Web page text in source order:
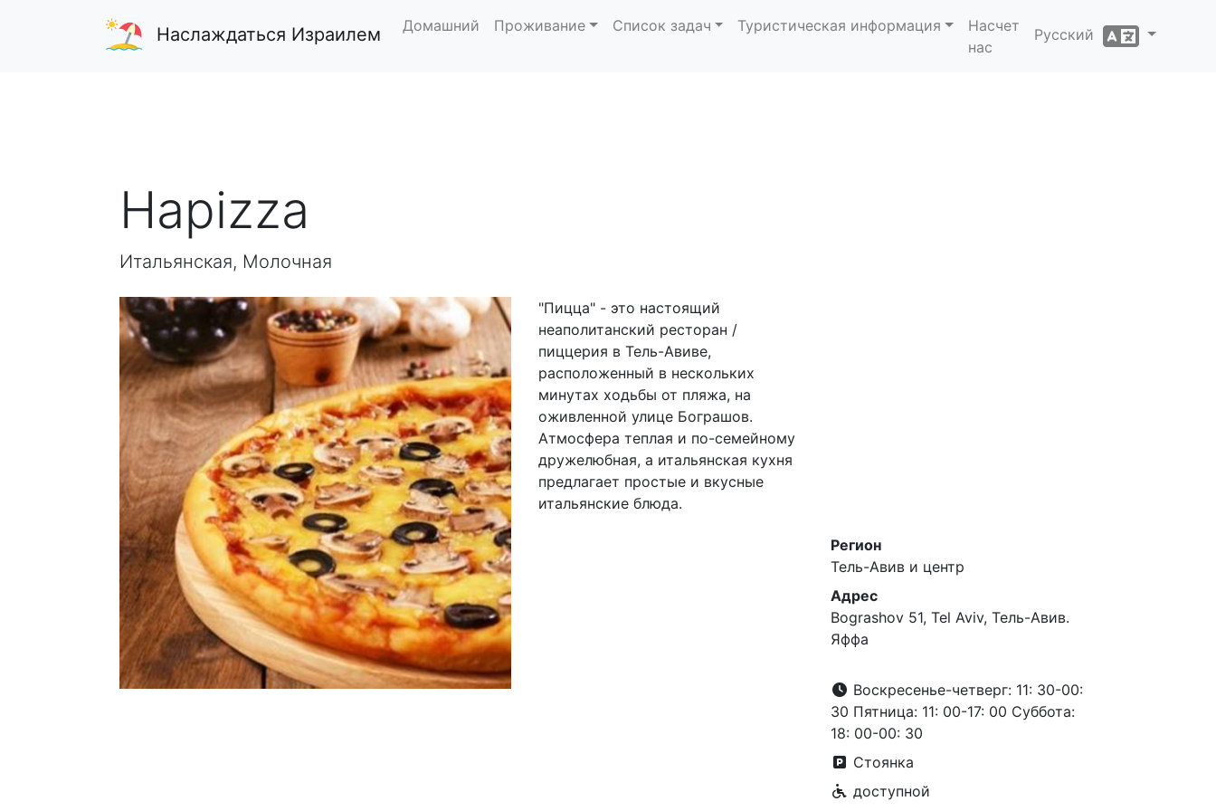
Наслаждаться Израилем Домашний Проживание Список задач Туристическая информация
Насчет
нас
Русский
Hapizza
Итальянская, Молочная
"Пицца" - это настоящий
неаполитанский ресторан /
пиццерия в Тель-Авиве,
расположенный в нескольких
минутах ходьбы от пляжа, на
оживленной улице Бограшов.
Атмосфера теплая и по-семейному
дружелюбная, а итальянская кухня
предлагает простые и вкусные
итальянские блюда.
Регион
Тель-Авив и центр
Адрес
Bograshov 51, Tel Aviv, Тель-Авив.
Яффа
Воскресенье-четверг: 11: 30-00:
30 Пятница: 11: 00-17: 00 Суббота:
18: 00-00: 30
Стоянка
доступной